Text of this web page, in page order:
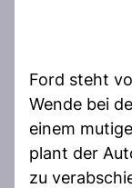
Ford steht
Wende bei
einem
plant der
zu